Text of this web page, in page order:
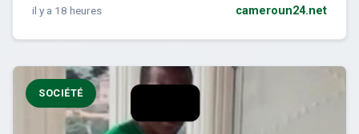
il y a 18 heures cameroun24.net
SOCIÉTÉ